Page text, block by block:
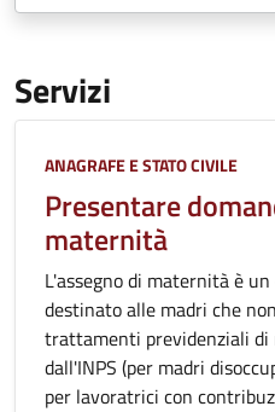
Servizi
Categoria:
ANAGRAFE E STATO CIVILE
Presentare
maternità
L'assegno di maternità è
destinato alle madri che
trattamenti previdenziali di
dall'INPS (per madri
per lavoratrici con